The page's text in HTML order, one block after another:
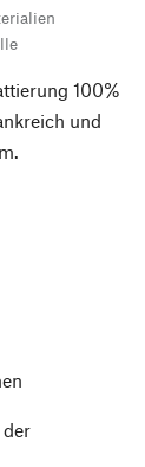
100%
und